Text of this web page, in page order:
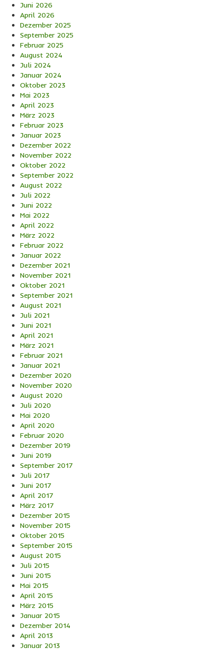
Juni 2026
April 2026
Dezember 2025
September 2025
Februar 2025
August 2024
Juli 2024
Januar 2024
Oktober 2023
Mai 2023
April 2023
März 2023
Februar 2023
Januar 2023
Dezember 2022
November 2022
Oktober 2022
September 2022
August 2022
Juli 2022
Juni 2022
Mai 2022
April 2022
März 2022
Februar 2022
Januar 2022
Dezember 2021
November 2021
Oktober 2021
September 2021
August 2021
Juli 2021
Juni 2021
April 2021
März 2021
Februar 2021
Januar 2021
Dezember 2020
November 2020
August 2020
Juli 2020
Mai 2020
April 2020
Februar 2020
Dezember 2019
Juni 2019
September 2017
Juli 2017
Juni 2017
April 2017
März 2017
Dezember 2015
November 2015
Oktober 2015
September 2015
August 2015
Juli 2015
Juni 2015
Mai 2015
April 2015
März 2015
Januar 2015
Dezember 2014
April 2013
Januar 2013